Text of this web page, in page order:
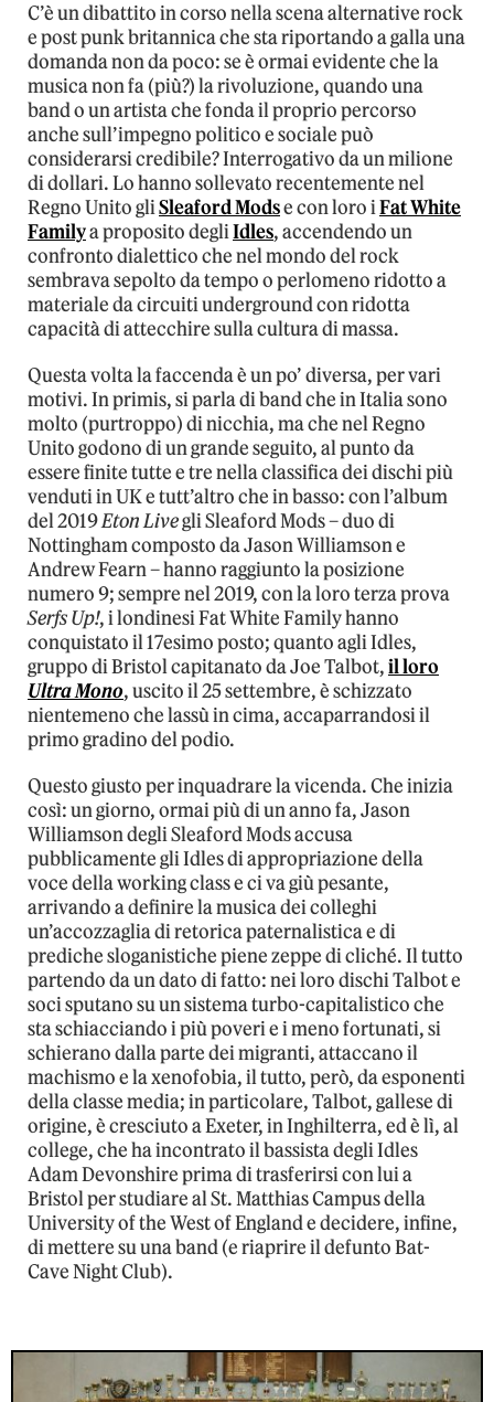
C’è un dibattito in corso nella scena alternative rock
e post punk britannica che sta riportando a galla una
domanda non da poco: se è ormai evidente che la
musica non fa (più?) la rivoluzione, quando una
band o un artista che fonda il proprio percorso
anche sull’impegno politico e sociale può
considerarsi credibile? Interrogativo da un milione
di dollari. Lo hanno sollevato recentemente nel
Regno Unito gliSleaford Modse con loro iFat White
Familya proposito degliIdles, accendendo un
confronto dialettico che nel mondo del rock
sembrava sepolto da tempo o perlomeno ridotto a
materiale da circuiti underground con ridotta
capacità di attecchire sulla cultura di massa.
Questa volta la faccenda è un po’ diversa, per vari
motivi. In primis, si parla di band che in Italia sono
molto (purtroppo) di nicchia, ma che nel Regno
Unito godono di un grande seguito, al punto da
essere finite tutte e tre nella classifica dei dischi più
venduti in UK e tutt’altro che in basso: con l’album
del 2019Eton Livegli Sleaford Mods – duo di
Nottingham composto da Jason Williamson e
Andrew Fearn – hanno raggiunto la posizione
numero 9; sempre nel 2019, con la loro terza prova
Serfs Up!, i londinesi Fat White Family hanno
conquistato il 17esimo posto; quanto agli Idles,
gruppo di Bristol capitanato da Joe Talbot,il loro
Ultra Mono, uscito il 25 settembre, è schizzato
nientemeno che lassù in cima, accaparrandosi il
primo gradino del podio.
Questo giusto per inquadrare la vicenda. Che inizia
così: un giorno, ormai più di un anno fa, Jason
Williamson degli Sleaford Mods accusa
pubblicamente gli Idles di appropriazione della
voce della working class e ci va giù pesante,
arrivando a definire la musica dei colleghi
un’accozzaglia di retorica paternalistica e di
prediche sloganistiche piene zeppe di cliché. Il tutto
partendo da un dato di fatto: nei loro dischi Talbot e
soci sputano su un sistema turbo-capitalistico che
sta schiacciando i più poveri e i meno fortunati, si
schierano dalla parte dei migranti, attaccano il
machismo e la xenofobia, il tutto, però, da esponenti
della classe media; in particolare, Talbot, gallese di
origine, è cresciuto a Exeter, in Inghilterra, ed è lì, al
college, che ha incontrato il bassista degli Idles
Adam Devonshire prima di trasferirsi con lui a
Bristol per studiare al St. Matthias Campus della
University of the West of England e decidere, infine,
di mettere su una band (e riaprire il defunto Bat-
Cave Night Club).